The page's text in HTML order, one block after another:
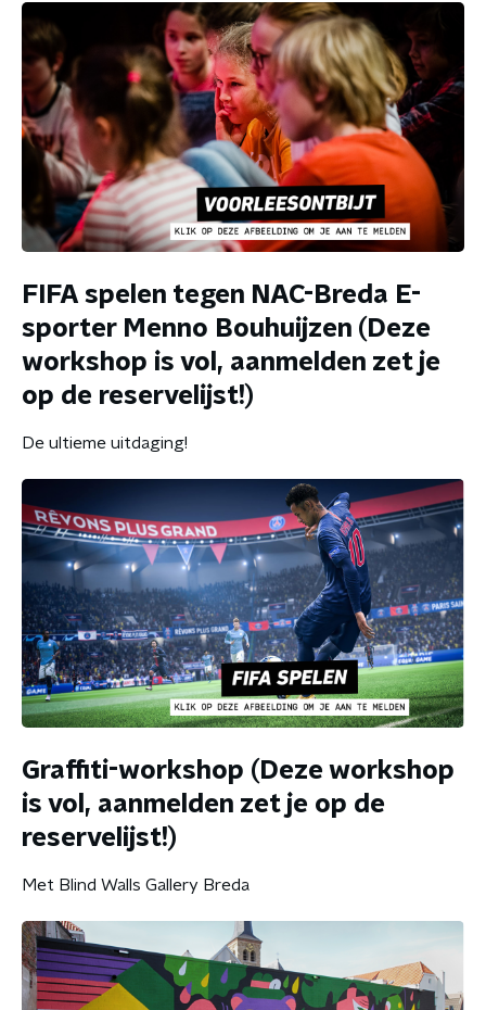
FIFA spelen tegen NAC-Breda E-
sporter Menno Bouhuijzen (Deze
workshop is vol, aanmelden zet je
op de reservelijst!)
De ultieme uitdaging!
Graffiti-workshop (Deze workshop
is vol, aanmelden zet je op de
reservelijst!)
Met Blind Walls Gallery Breda